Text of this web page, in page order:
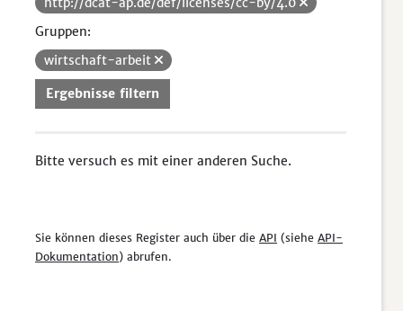
Gruppen:
wirtschaft-arbeit
Ergebnisse filtern
Bitte versuch es mit einer anderen Suche.
Sie können dieses Register auch über die API (siehe API-
Dokumentation) abrufen.